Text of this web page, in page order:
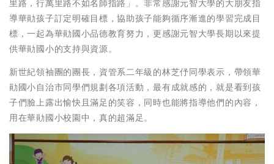
里路，行萬里路不如名師指路」。非常感謝元智大學的大朋友指
導華勛孩子訂定明確目標，協助孩子能夠循序漸進的學習完成目
標，一起為華勛國小品德教育努力，更感謝元智大學長期以來提
供華勛國小的支持與資源。
新世紀領袖團的團長，資管系二年級的林芝伃同學表示，帶領華
勛國小自治市同學們規劃各項活動，最有成就感的，就是看到孩
子們臉上露出愉快且滿足的笑容，同時也能將指導他們的內容，
用在華勛國小校園中，真的超滿足。